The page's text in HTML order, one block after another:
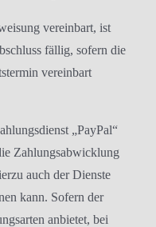
vereinbart, ist
fällig, sofern die
vereinbart
„PayPal“
Zahlungsabwicklung
auch der Dienste
kann. Sofern der
anbietet, bei